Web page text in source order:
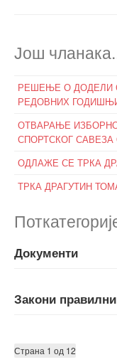
Још
РЕШЕЊЕ О ДОДЕЛИ
РЕДОВНИХ
ОТВАРАЊЕ
СПОРТСКОГ
ОДЛАЖЕ СЕ ТРКА
ТРКА ДРАГУТИН
Документи
Закони
Страна 1 од 12